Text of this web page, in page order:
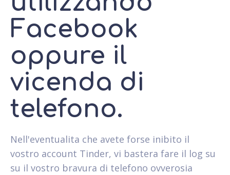
Facebook
oppure il
vicenda di
telefono.
Nell'eventualita che avete forse inibito il
vostro account Tinder, vi bastera fare il log su
su il vostro bravura di telefono ovverosia